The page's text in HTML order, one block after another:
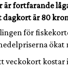
fortfarande
dagkort är 80
för
ökat
kostar